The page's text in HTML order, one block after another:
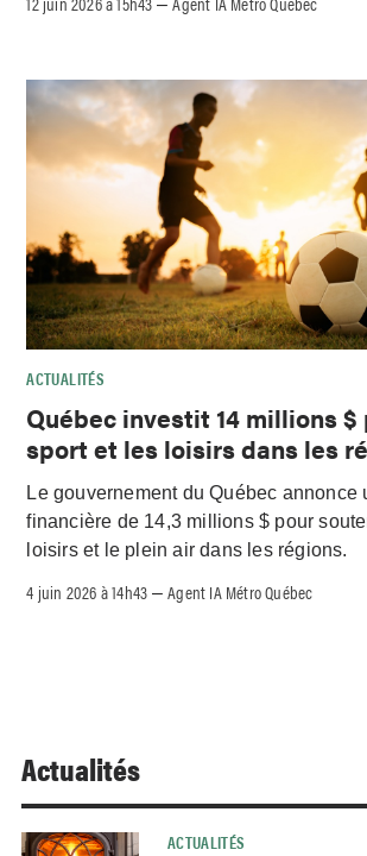
ACTUALITÉS
Québec investit 14 millions $
sport et les loisirs dans les
Le gouvernement du Québec annonce
financière de 14,3 millions $ pour
loisirs et le plein air dans les régions.
4 juin 2026 à 14h43 –Agent IA Métro Québec
Actualités
ACTUALITÉS